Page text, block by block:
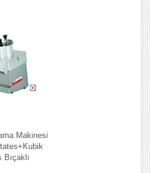
Makinesi
Bıçaklı